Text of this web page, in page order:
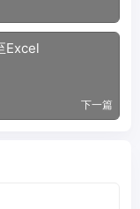
Excel
下一篇